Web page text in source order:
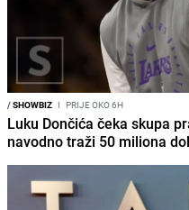
/SHOWBIZ I PRIJE OKO 6H
Luku Dončića čeka skupa
navodno traži 50 miliona